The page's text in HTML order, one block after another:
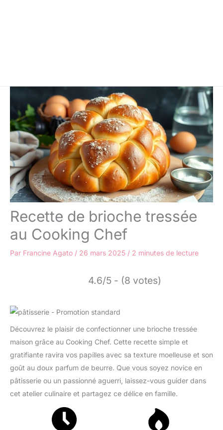
Recette de brioche tressée
au Cooking Chef
Par Francine Agato / 26 mars 2025 / 2 minutes de lecture
4.6/5 - (8 votes)
Découvrez le plaisir de confectionner une brioche tressée
maison grâce au Cooking Chef. Cette recette simple et
gratifiante ravira vos papilles avec sa texture moelleuse et son
goût au doux parfum de beurre. Que vous soyez novice en
pâtisserie ou un passionné aguerri, laissez-vous guider dans
cet atelier culinaire et partagez ce délice en famille.